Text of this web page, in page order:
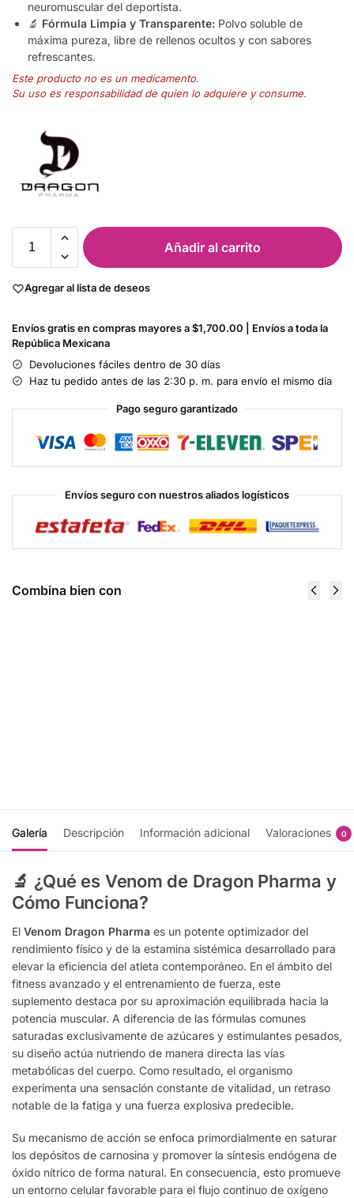
neuromuscular del deportista.
🔬 Fórmula Limpia y Transparente: Polvo soluble de
máxima pureza, libre de rellenos ocultos y con sabores
refrescantes.
Este producto no es un medicamento.
Su uso es responsabilidad de quien lo adquiere y consume.
Añadir al carrito
Agregar al lista de deseos
Envíos gratis en compras mayores a $1,700.00 | Envíos a toda la
República Mexicana
Devoluciones fáciles dentro de 30 días
Haz tu pedido antes de las 2:30 p. m. para envío el mismo día
Pago seguro garantizado
Envíos seguro con nuestros aliados logísticos
Combina bien con
Galería Descripción Información adicional Valoraciones 0
🔬 ¿Qué es Venom de Dragon Pharma y
Cómo Funciona?
El Venom Dragon Pharma es un potente optimizador del
rendimiento físico y de la estamina sistémica desarrollado para
elevar la eficiencia del atleta contemporáneo. En el ámbito del
fitness avanzado y el entrenamiento de fuerza, este
suplemento destaca por su aproximación equilibrada hacia la
potencia muscular. A diferencia de las fórmulas comunes
saturadas exclusivamente de azúcares y estimulantes pesados,
su diseño actúa nutriendo de manera directa las vías
metabólicas del cuerpo. Como resultado, el organismo
experimenta una sensación constante de vitalidad, un retraso
notable de la fatiga y una fuerza explosiva predecible.
Su mecanismo de acción se enfoca primordialmente en saturar
los depósitos de carnosina y promover la síntesis endógena de
óxido nítrico de forma natural. En consecuencia, esto promueve
un entorno celular favorable para el flujo continuo de oxígeno